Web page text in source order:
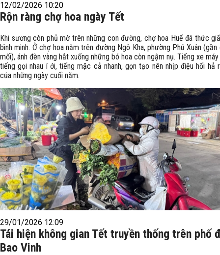
12/02/2026 10:20
Rộn ràng chợ hoa ngày Tết
Khi sương còn phủ mờ trên những con đường, chợ hoa Huế đã thức
bình minh. Ở chợ hoa nằm trên đường Ngô Kha, phường Phú Xuân (gần
mối), ánh đèn vàng hắt xuống những bó hoa còn ngậm nụ. Tiếng xe
tiếng gọi nhau í ới, tiếng mặc cả nhanh, gọn tạo nên nhịp điệu hối hả
của những ngày cuối năm.
29/01/2026 12:09
Tái hiện không gian Tết truyền thống trên phố
Bao Vinh